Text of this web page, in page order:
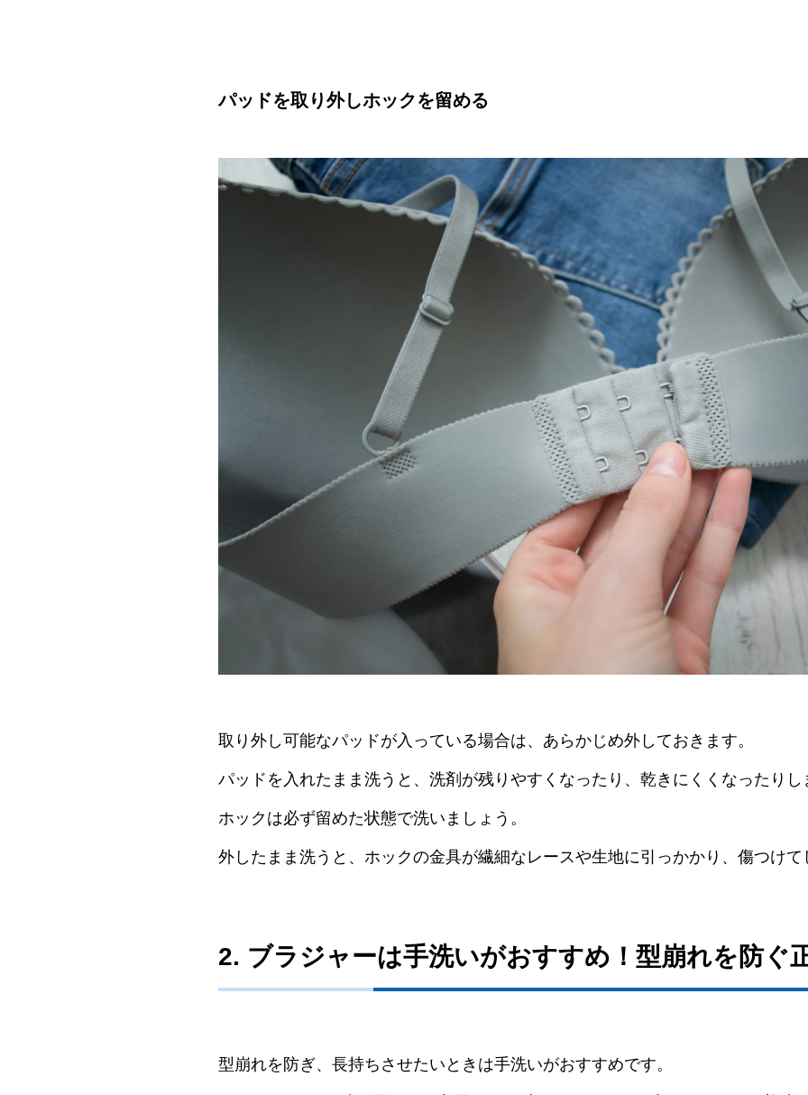
パッドを取り外しホックを留める
取り外し可能なパッドが入っている場合は、あらかじめ外しておきます。
パッドを入れたまま洗うと、洗剤が残りやすくなったり、乾きにくくなったりし
ホックは必ず留めた状態で洗いましょう。
外したまま洗うと、ホックの金具が繊細なレースや生地に引っかかり、傷つけ
2. ブラジャーは手洗いがおすすめ！型崩れを防ぐ
型崩れを防ぎ、長持ちさせたいときは手洗いがおすすめです。